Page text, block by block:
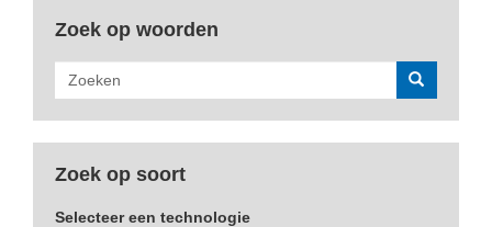
Zoek op woorden
Zoeken
Zoek op soort
Selecteer een technologie